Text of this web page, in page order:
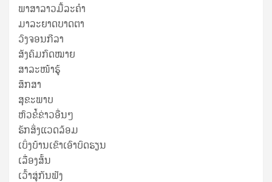
ພາສາລາວມື້ລະຄຳ
ມາລະຍາດບາດຕາ
ວົງຈອນກີລາ
ສັງຄົມກົດໝາຍ
ສາລະໜ້າຮູ້
ສຶກສາ
ສຸ​ຂະ​ພາບ
ຫົວຂໍ້ຂ່າວອື່ນໆ
ຮັກສິ່ງແວດລ້ອມ
ເບິ່ງບ້ານເຂົາເອົາບົດຮຽນ
ເລື່ອງສັ້ນ
ເວົ້າສູ່ກັນຟັງ